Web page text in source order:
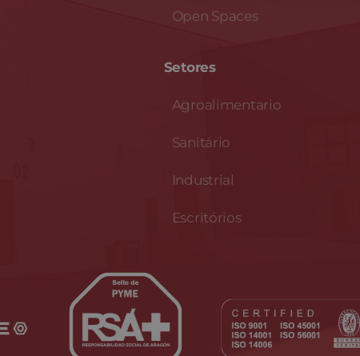
Open Spaces
Setores
Agroalimentario
Sanitário
Industrial
Escritórios